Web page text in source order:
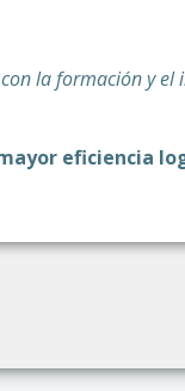
la formación y
eficiencia